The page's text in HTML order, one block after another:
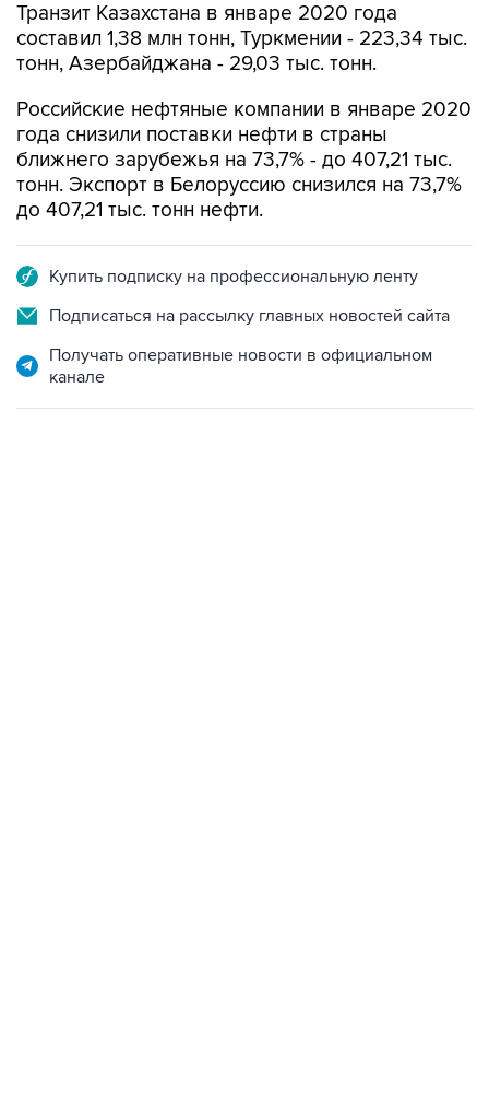
Транзит Казахстана в январе 2020 года
составил 1,38 млн тонн, Туркмении - 223,34 тыс.
тонн, Азербайджана - 29,03 тыс. тонн.
Российские нефтяные компании в январе 2020
года снизили поставки нефти в страны
ближнего зарубежья на 73,7% - до 407,21 тыс.
тонн. Экспорт в Белоруссию снизился на 73,7%
до 407,21 тыс. тонн нефти.
Купить подписку на профессиональную ленту
Подписаться на рассылку главных новостей сайта
Получать оперативные новости в официальном
канале